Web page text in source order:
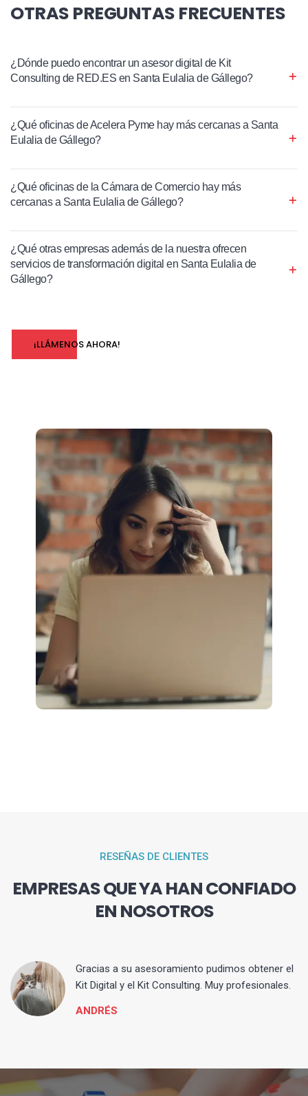
OTRAS PREGUNTAS FRECUENTES
¿Dónde puedo encontrar un asesor digital de Kit
Consulting de RED.ES en Santa Eulalia de Gállego?
¿Qué oficinas de Acelera Pyme hay más cercanas a Santa
Eulalia de Gállego?
¿Qué oficinas de la Cámara de Comercio hay más
cercanas a Santa Eulalia de Gállego?
¿Qué otras empresas además de la nuestra ofrecen
servicios de transformación digital en Santa Eulalia de
Gállego?
¡LLÁMENOS AHORA!
RESEÑAS DE CLIENTES
EMPRESAS QUE YA HAN CONFIADO
EN NOSOTROS
pudimos obtener el
Kit Consulting. Muy profesionales.
Solicitamos el
Consulting y